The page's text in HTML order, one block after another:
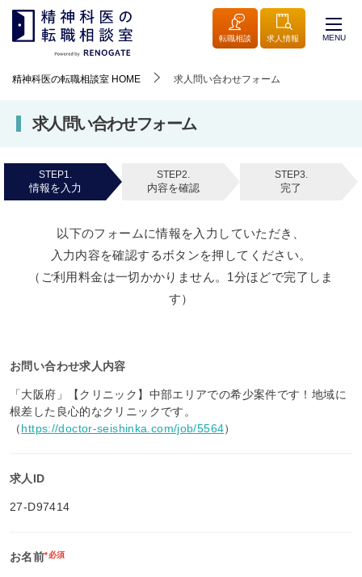
転職相談 求人情報 MENU
精神科医の転職相談室 HOME 求人問い合わせフォーム
求人問い合わせフォーム
STEP1.
情報を入力
STEP2.
内容を確認
STEP3.
完了
以下のフォームに情報を入力していただき、
入力内容を確認するボタンを押してください。
（ご利用料金は一切かかりません。1分ほどで完了しま
す）
お問い合わせ求人内容
「大阪府」【クリニック】中部エリアでの希少案件です！地域に
根差した良心的なクリニックです。
（https://doctor-seishinka.com/job/5564）
求人ID
27-D97414
お名前*必須